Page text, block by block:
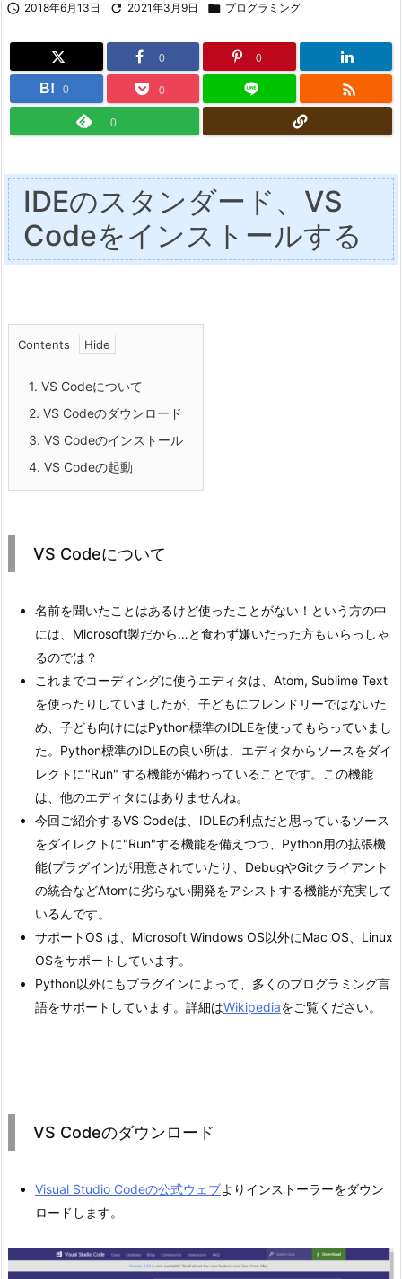
 2018年6月13日  2021年3月9日  プログラミング
0 0
B! 0 0 
0
IDEのスタンダード、VS
Codeをインストールする
Contents
1. VS Codeについて
2. VS Codeのダウンロード
3. VS Codeのインストール
4. VS Codeの起動
VS Codeについて
名前を聞いたことはあるけど使ったことがない！という方の中
には、Microsoft製だから…と食わず嫌いだった方もいらっしゃ
るのでは？
これまでコーディングに使うエディタは、Atom, Sublime Text
を使ったりしていましたが、子どもにフレンドリーではないた
め、子ども向けにはPython標準のIDLEを使ってもらっていまし
た。Python標準のIDLEの良い所は、エディタからソースをダイ
レクトに"Run" する機能が備わっていることです。この機能
は、他のエディタにはありませんね。
今回ご紹介するVS Codeは、IDLEの利点だと思っているソース
をダイレクトに"Run"する機能を備えつつ、Python用の拡張機
能(プラグイン)が用意されていたり、DebugやGitクライアント
の統合などAtomに劣らない開発をアシストする機能が充実して
いるんです。
サポートOS は、Microsoft Windows OS以外にMac OS、Linux
OSをサポートしています。
Python以外にもプラグインによって、多くのプログラミング言
語をサポートしています。詳細はWikipediaをご覧ください。
VS Codeのダウンロード
Visual Studio Codeの公式ウェブよりインストーラーをダウン
ロードします。